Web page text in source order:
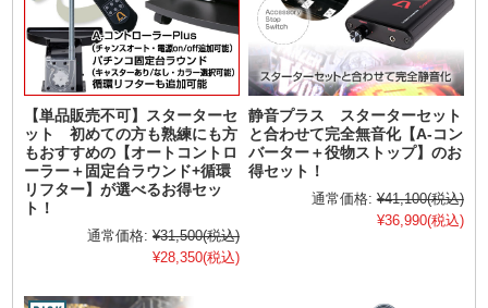
【単品販売不可】スターターセ
ット 初めての方も熟練にも方
もおすすめの【オートコントロ
ーラー＋固定台ラウンド+循環
リフター】が選べるお得セッ
ト！
通常価格: ¥31,500(税込)
¥28,350(税込)
静音プラス スターターセット
と合わせて完全無音化【A-コン
バーター＋役物ストップ】のお
得セット！
通常価格: ¥41,100(税込)
¥36,990(税込)